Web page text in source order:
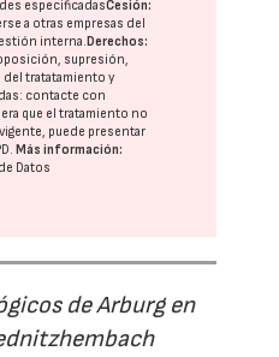
especificadasCesión:
a otras empresas del
interna. Derechos:
supresión,
tratatamiento y
contacte con
que el tratamiento no
puede presentar
. Más información:
Datos
de Arburg en